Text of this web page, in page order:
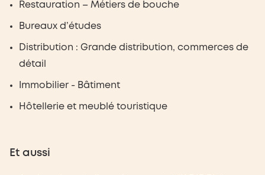
Restauration – Métiers de bouche
Bureaux d’études
Distribution : Grande distribution, commerces de
détail
Immobilier - Bâtiment
Hôtellerie et meublé touristique
Et aussi